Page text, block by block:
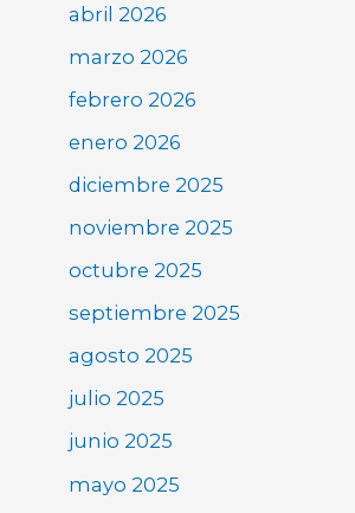
abril 2026
marzo 2026
febrero 2026
enero 2026
diciembre 2025
noviembre 2025
octubre 2025
septiembre 2025
agosto 2025
julio 2025
junio 2025
mayo 2025